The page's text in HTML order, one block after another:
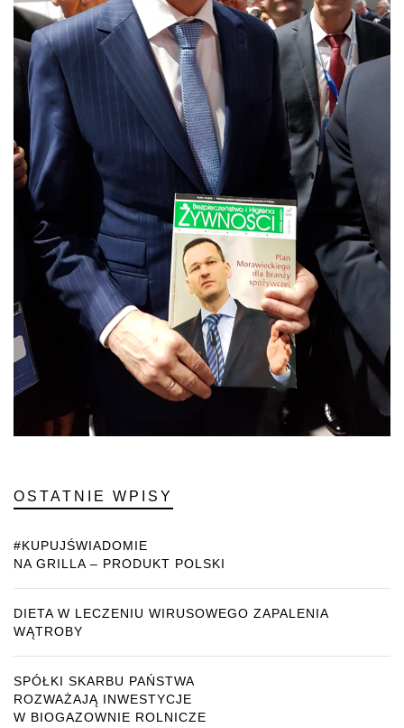
OSTATNIE WPISY
#KUPUJŚWIADOMIE
NA GRILLA – PRODUKT POLSKI
DIETA W LECZENIU WIRUSOWEGO ZAPALENIA
WĄTROBY
SPÓŁKI SKARBU PAŃSTWA
ROZWAŻAJĄ INWESTYCJE
W BIOGAZOWNIE ROLNICZE